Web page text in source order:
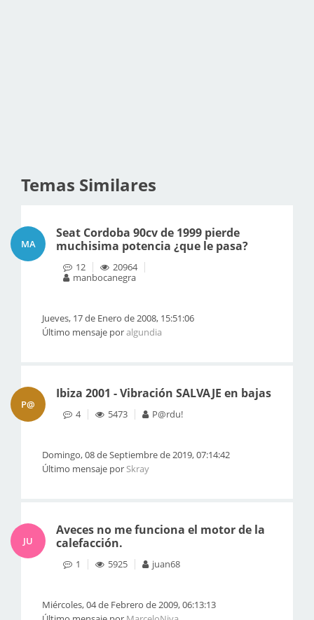
Temas Similares
MA
Seat Cordoba 90cv de 1999 pierde
muchisima potencia ¿que le pasa?
12
20964
manbocanegra
Jueves, 17 de Enero de 2008, 15:51:06
Último mensaje poralgundia
P@
Ibiza 2001 - Vibración SALVAJE en bajas
4 5473 P@rdu!
Domingo, 08 de Septiembre de 2019, 07:14:42
Último mensaje por Skray
JU
Aveces no me funciona el motor de la
calefacción.
1 5925 juan68
Miércoles, 04 de Febrero de 2009, 06:13:13